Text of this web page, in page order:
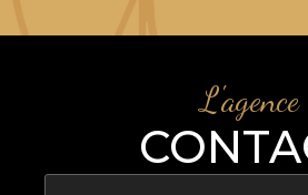
L'agence
Nom